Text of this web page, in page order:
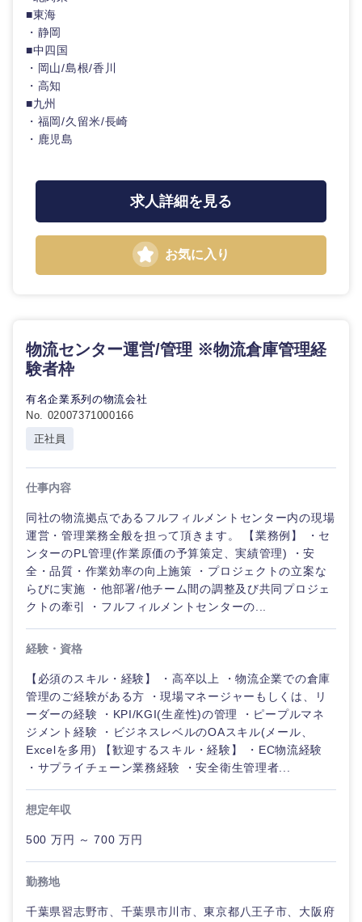
滋賀県 京都府
大阪府 兵庫県
奈良県 和歌山県
■東海
・静岡
■中四国
・岡山/島根/香川
・高知
■九州
・福岡/久留米/長崎
・鹿児島
求人詳細を見る
お気に入り
物流センター運営/管理 ※物流倉庫管理経
験者枠
有名企業系列の物流会社
No. 02007371000166
正社員
仕事内容
同社の物流拠点であるフルフィルメントセンター内の現場
運営・管理業務全般を担って頂きます。 【業務例】 ・セ
ンターのPL管理(作業原価の予算策定、実績管理) ・安
全・品質・作業効率の向上施策 ・プロジェクトの立案な
らびに実施 ・他部署/他チーム間の調整及び共同プロジェ
クトの牽引 ・フルフィルメントセンターの...
経験・資格
【必須のスキル・経験】 ・高卒以上 ・物流企業での倉庫
管理のご経験がある方 ・現場マネージャーもしくは、リ
ーダーの経験 ・KPI/KGI(生産性)の管理 ・ピープルマネ
ジメント経験 ・ビジネスレベルのOAスキル(メール、
Excelを多用) 【歓迎するスキル・経験】 ・EC物流経験
・サプライチェーン業務経験 ・安全衛生管理者...
想定年収
500 万円 ～ 700 万円
勤務地
千葉県習志野市、千葉県市川市、東京都八王子市、大阪府